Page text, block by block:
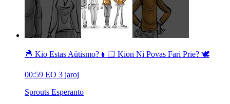
🐣 Kio Estas Aŭtismo?👧🏻 Kion Ni Povas Fari Prie? 🕊️
00:59 EO 3 jaroj
Sprouts Esperanto